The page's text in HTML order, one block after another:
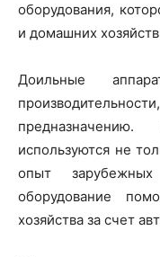
оборудования,
и домашних
Доильные
используются не
опыт
оборудование
хозяйства за счет